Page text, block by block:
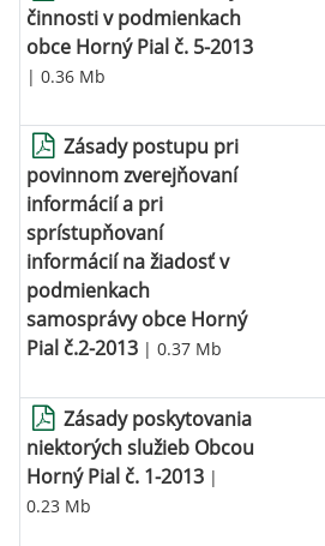
činnosti v podmienkach
obce Horný Pial č. 5-2013
| 0.36 Mb
Zásady postupu pri
povinnom zverejňovaní
informácií a pri
sprístupňovaní
informácií na žiadosť v
podmienkach
samosprávy obce Horný
Pial č.2-2013 | 0.37 Mb
Zásady poskytovania
niektorých služieb Obcou
Horný Pial č. 1-2013 |
0.23 Mb